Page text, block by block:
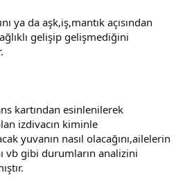
ya da aşk,iş,mantık açısından
gelişip gelişmediğini
kartından esinlenilerek
izdivacın kiminle
yuvanın nasıl olacağını,ailelerin
vb gibi durumların analizini